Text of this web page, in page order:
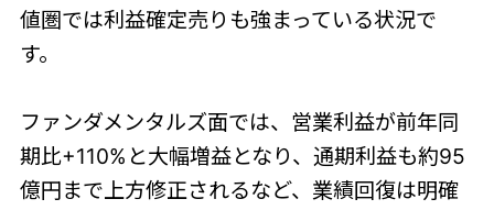
値圏では利益確定売りも強まっている状況で
す。
ファンダメンタルズ面では、営業利益が前年同
期比+110%と大幅増益となり、通期利益も約95
億円まで上方修正されるなど、業績回復は明確